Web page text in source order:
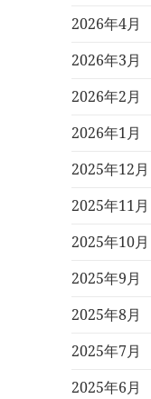
2026年4月
2026年3月
2026年2月
2026年1月
2025年12月
2025年11月
2025年10月
2025年9月
2025年8月
2025年7月
2025年6月